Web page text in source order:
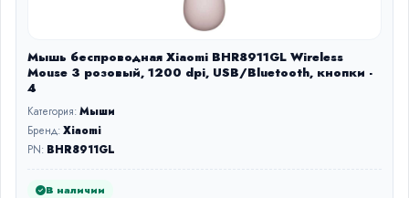
Мышь беспроводная Xiaomi BHR8911GL Wireless
Mouse 3 розовый, 1200 dpi, USB/Bluetooth, кнопки -
4
Категория:Мыши
Бренд:Xiaomi
PN: BHR8911GL
В наличии